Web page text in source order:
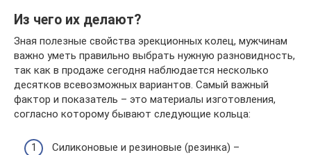
Из чего их делают?
Зная полезные свойства эрекционных колец, мужчинам
важно уметь правильно выбрать нужную разновидность,
так как в продаже сегодня наблюдается несколько
десятков всевозможных вариантов. Самый важный
фактор и показатель – это материалы изготовления,
согласно которому бывают следующие кольца:
Силиконовые и резиновые (резинка) –